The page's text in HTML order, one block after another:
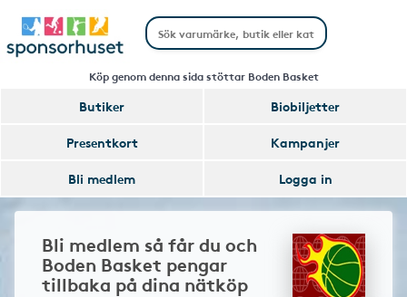
Köp genom denna sida stöttar Boden Basket
Butiker
Biobiljetter
Presentkort
Kampanjer
Bli medlem
Logga in
Bli medlem så får du och
Boden Basket pengar
tillbaka på dina nätköp